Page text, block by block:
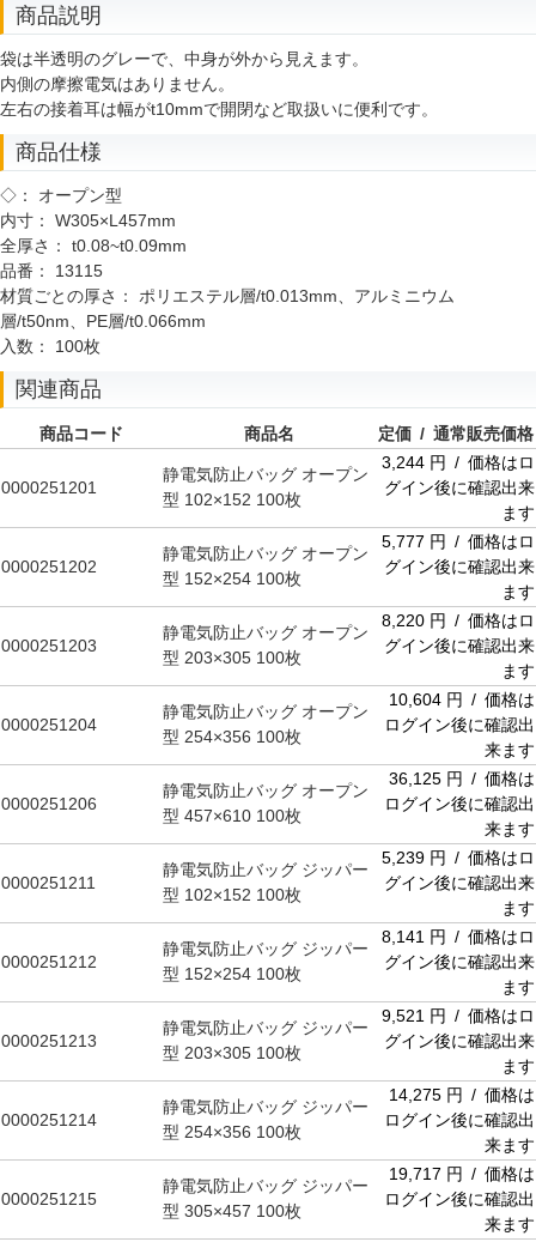
商品説明
袋は半透明のグレーで、中身が外から見えます。
内側の摩擦電気はありません。
左右の接着耳は幅がt10mmで開閉など取扱いに便利です。
商品仕様
◇： オープン型
内寸： W305×L457mm
全厚さ： t0.08~t0.09mm
品番： 13115
材質ごとの厚さ： ポリエステル層/t0.013mm、アルミニウム
層/t50nm、PE層/t0.066mm
入数： 100枚
関連商品
商品コード 商品名 定価 / 通常販売価格
0000251201
静電気防止バッグ オープン
型 102×152 100枚
3,244 円 / 価格はロ
グイン後に確認出来
ます
0000251202
静電気防止バッグ オープン
型 152×254 100枚
5,777 円 / 価格はロ
グイン後に確認出来
ます
0000251203
静電気防止バッグ オープン
型 203×305 100枚
8,220 円 / 価格はロ
グイン後に確認出来
ます
0000251204
静電気防止バッグ オープン
型 254×356 100枚
10,604 円 / 価格は
ログイン後に確認出
来ます
0000251206
静電気防止バッグ オープン
型 457×610 100枚
36,125 円 / 価格は
ログイン後に確認出
来ます
0000251211
静電気防止バッグ ジッパー
型 102×152 100枚
5,239 円 / 価格はロ
グイン後に確認出来
ます
0000251212
静電気防止バッグ ジッパー
型 152×254 100枚
8,141 円 / 価格はロ
グイン後に確認出来
ます
0000251213
静電気防止バッグ ジッパー
型 203×305 100枚
9,521 円 / 価格はロ
グイン後に確認出来
ます
0000251214
静電気防止バッグ ジッパー
型 254×356 100枚
14,275 円 / 価格は
ログイン後に確認出
来ます
0000251215
静電気防止バッグ ジッパー
型 305×457 100枚
19,717 円 / 価格は
ログイン後に確認出
来ます